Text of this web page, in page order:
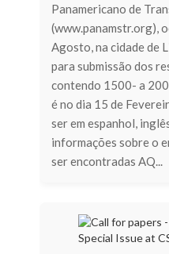
Panamericano de
(www.panamstr.org),
Agosto, na cidade de
para submissão dos
contendo 1500- a
é no dia 15 de
ser em espanhol,
informações sobre o
ser encontradas AQ...